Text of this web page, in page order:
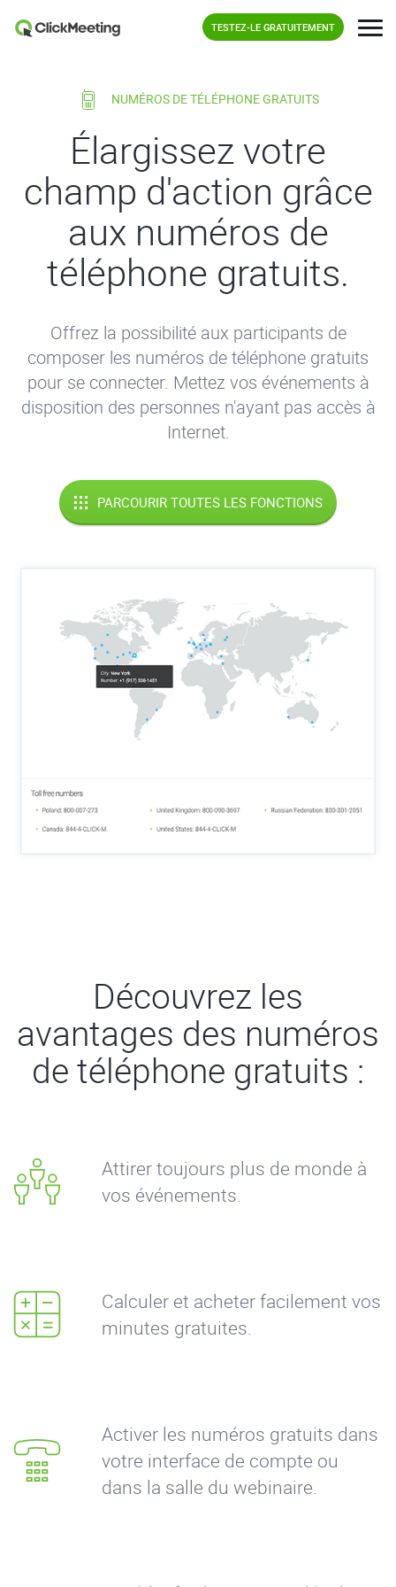
TESTEZ-LE GRATUITEMENT
NUMÉROS DE TÉLÉPHONE GRATUITS
Élargissez votre
champ d'action grâce
aux numéros de
téléphone gratuits.
Offrez la possibilité aux participants de
composer les numéros de téléphone gratuits
pour se connecter. Mettez vos événements à
disposition des personnes n'ayant pas accès à
Internet.
PARCOURIR TOUTES LES FONCTIONS
Découvrez les
avantages des numéros
de téléphone gratuits :
Attirer toujours plus de monde à
vos événements.
Calculer et acheter facilement vos
minutes gratuites.
Activer les numéros gratuits dans
votre interface de compte ou
dans la salle du webinaire.